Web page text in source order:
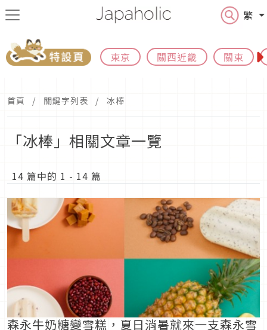
繁
東京 關西近畿 關東
首頁 關鍵字列表 冰棒
「冰棒」相關文章一覽
14 篇中的 1 - 14 篇
森永牛奶糖變雪糕，夏日消暑就來一支森永雪